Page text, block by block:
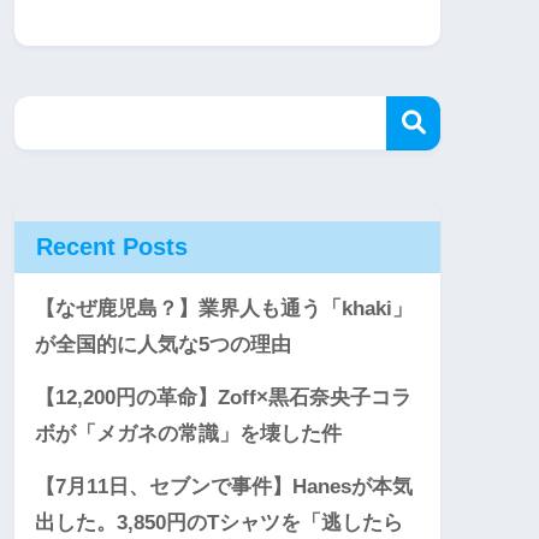
Recent Posts
【なぜ鹿児島？】業界人も通う「khaki」
が全国的に人気な5つの理由
【12,200円の革命】Zoff×黒石奈央子コラ
ボが「メガネの常識」を壊した件
【7月11日、セブンで事件】Hanesが本気
出した。3,850円のTシャツを「逃したら